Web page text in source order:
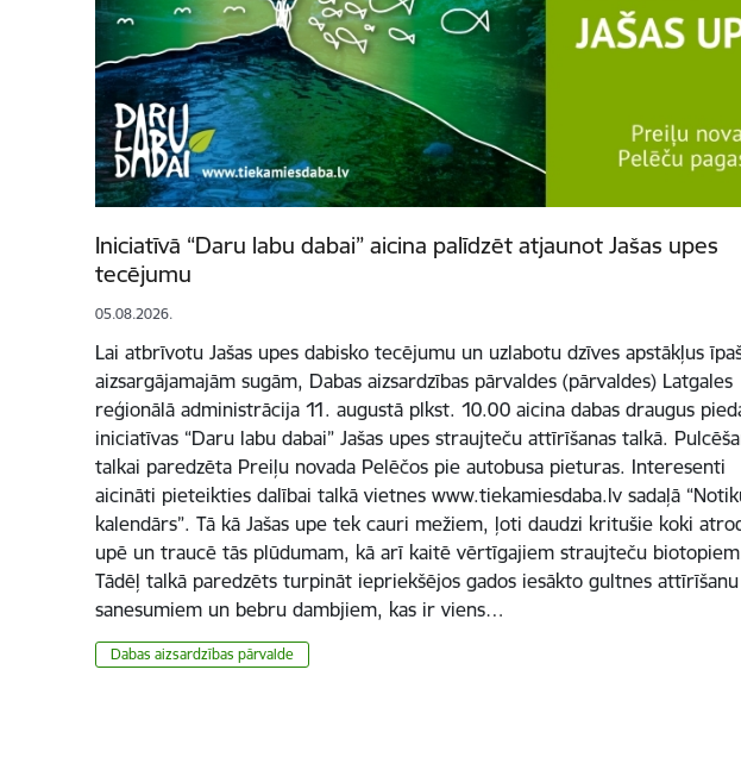
Iniciatīvā “Daru labu dabai” aicina palīdzēt atjaunot Jašas upes
tecējumu
05.08.2026.
Lai atbrīvotu Jašas upes dabisko tecējumu un uzlabotu dzīves apstākļus
aizsargājamajām sugām, Dabas aizsardzības pārvaldes (pārvaldes) Latgales
reģionālā administrācija 11. augustā plkst. 10.00 aicina dabas draugus
iniciatīvas “Daru labu dabai” Jašas upes straujteču attīrīšanas talkā.
talkai paredzēta Preiļu novada Pelēčos pie autobusa pieturas. Interesenti
aicināti pieteikties dalībai talkā vietnes www.tiekamiesdaba.lv sadaļā
kalendārs”. Tā kā Jašas upe tek cauri mežiem, ļoti daudzi kritušie koki
upē un traucē tās plūdumam, kā arī kaitē vērtīgajiem straujteču
Tādēļ talkā paredzēts turpināt iepriekšējos gados iesākto gultnes
sanesumiem un bebru dambjiem, kas ir viens…
​​​​​​​Dabas aizsardzības pārvalde